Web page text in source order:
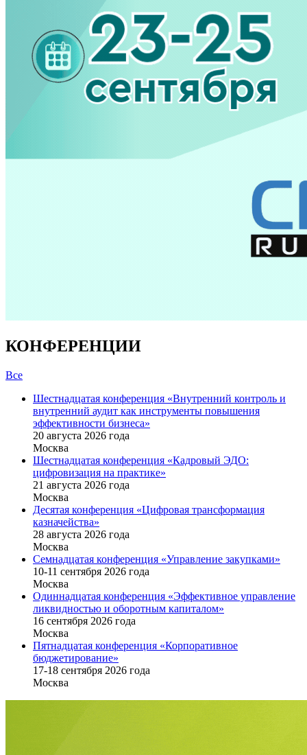
КОНФЕРЕНЦИИ
Все
Шестнадцатая конференция «Внутренний контроль и
внутренний аудит как инструменты повышения
эффективности бизнеса»
20 августа 2026 года
Москва
Шестнадцатая конференция «Кадровый ЭДО:
цифровизация на практике»
21 августа 2026 года
Москва
Десятая конференция «Цифровая трансформация
казначейства»
28 августа 2026 года
Москва
Семнадцатая конференция «Управление закупками»
10-11 сентября 2026 года
Москва
Одиннадцатая конференция «Эффективное управление
ликвидностью и оборотным капиталом»
16 cентября 2026 года
Москва
Пятнадцатая конференция «Корпоративное
бюджетирование»
17-18 сентября 2026 года
Москва